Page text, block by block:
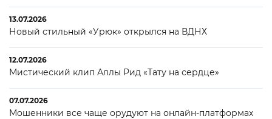
13.07.2026
Новый стильный «Урюк» открылся на ВДНХ
12.07.2026
Мистический клип Аллы Рид «Тату на сердце»
07.07.2026
Мошенники все чаще орудуют на онлайн-платформах